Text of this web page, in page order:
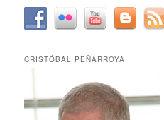
CRISTÓBAL PEÑARROYA